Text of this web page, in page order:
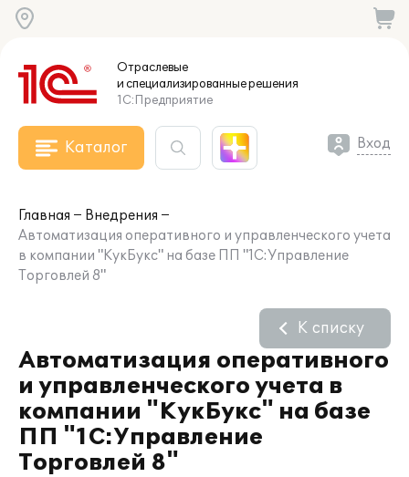
Отраслевые
и специализированныерешения
1С:Предприятие
Каталог Вход
Главная
Внедрения
Автоматизация оперативного и управленческого учета
в компании "КукБукс" на базе ПП "1С:Управление
Торговлей 8"
Автоматизация оперативного
и управленческого учета в
компании "КукБукс" на базе
ПП "1С:Управление
Торговлей 8"
К списку